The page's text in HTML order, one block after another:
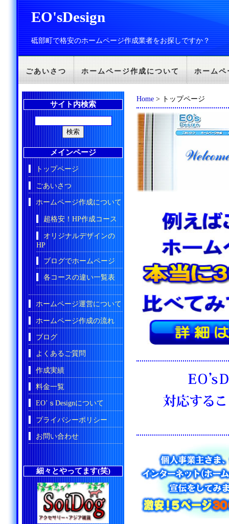
EO'sDesign
砥部町で格安のホームページ作成業者をお探しですか？
ごあいさつ ホームページ作成について ホームペ
Home > トップページ
サイト内検索
メインページ
トップページ
ごあいさつ
ホームページ作成について
超格安！HP作成コース
オリジナルデザインの
HP
ブログでホームページ
各コースの違い一覧表
ホームページ運営について
ホームページ作成の流れ
ブログ
よくあるご質問
作成実績
料金一覧
EO’ｓDesignについて
プライバシーポリシー
お問い合わせ
細々とやってます(笑)